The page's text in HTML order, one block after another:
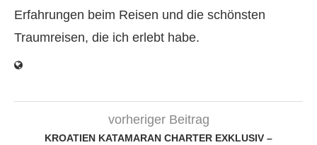
Erfahrungen beim Reisen und die schönsten
Traumreisen, die ich erlebt habe.
vorheriger Beitrag
KROATIEN KATAMARAN CHARTER EXKLUSIV –